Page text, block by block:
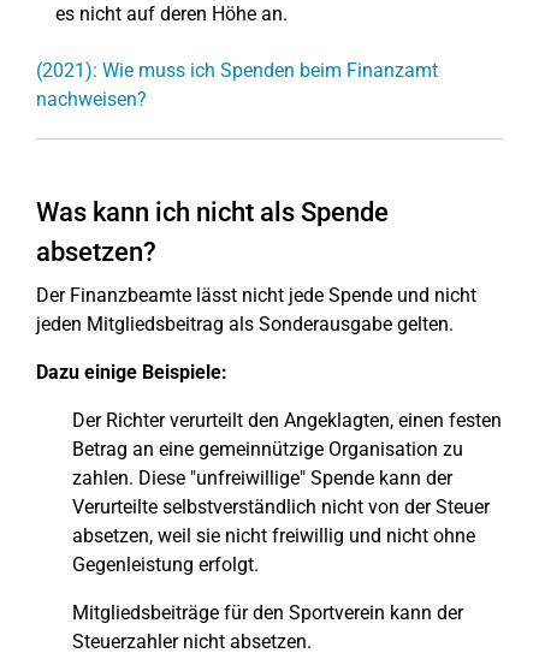
es nicht auf deren Höhe an.
(2021): Wie muss ich Spenden beim Finanzamt
nachweisen?
Was kann ich nicht als Spende
absetzen?
Der Finanzbeamte lässt nicht jede Spende und nicht
jeden Mitgliedsbeitrag als Sonderausgabe gelten.
Dazu einige Beispiele:
Der Richter verurteilt den Angeklagten, einen festen
Betrag an eine gemeinnützige Organisation zu
zahlen. Diese "unfreiwillige" Spende kann der
Verurteilte selbstverständlich nicht von der Steuer
absetzen, weil sie nicht freiwillig und nicht ohne
Gegenleistung erfolgt.
Mitgliedsbeiträge für den Sportverein kann der
Steuerzahler nicht absetzen.